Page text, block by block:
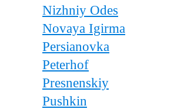
Nizhniy Odes
Novaya Igirma
Persianovka
Peterhof
Presnenskiy
Pushkin